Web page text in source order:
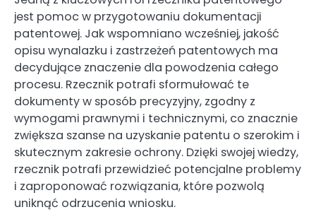
jest pomoc w przygotowaniu dokumentacji
patentowej. Jak wspomniano wcześniej, jakość
opisu wynalazku i zastrzeżeń patentowych ma
decydujące znaczenie dla powodzenia całego
procesu. Rzecznik potrafi sformułować te
dokumenty w sposób precyzyjny, zgodny z
wymogami prawnymi i technicznymi, co znacznie
zwiększa szanse na uzyskanie patentu o szerokim i
skutecznym zakresie ochrony. Dzięki swojej wiedzy,
rzecznik potrafi przewidzieć potencjalne problemy
i zaproponować rozwiązania, które pozwolą
uniknąć odrzucenia wniosku.